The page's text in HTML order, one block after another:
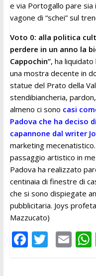
e via Portogallo pare sia
vagone di “schei” sul
Voto 0: alla politica
perdere in un anno la
Cappochin”, ha liquidato
una mostra decente in
statue del Prato della
stendibiancheria,
almeno ci sono casi
Padova che ha deciso
capannone dal writer
marketing
passaggio artistico in
Padova ha realizzato
centinaia di finestre di
che si sono dispiegate
pubblicitaria. Joys
Mazzucato)
F T E